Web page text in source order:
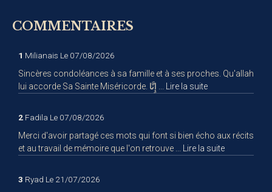
COMMENTAIRES
1 Milianais Le 07/08/2026
Sincères condoléances à sa famille et à ses proches. Qu'allah
Lire la suite
2 Fadila Le 07/08/2026
Merci d'avoir partagé ces mots qui font si bien écho aux récits
et au travail de mémoire que l'on retrouve ...
Lire la suite
3 Ryad Le 21/07/2026